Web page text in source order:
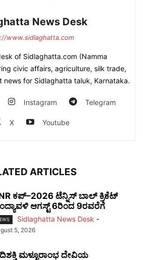
News Desk
www.sidlaghatta.com
of Sidlaghatta.com (Namma
civic affairs, agriculture, silk trade,
news for Sidlaghatta taluk, Karnataka.
Instagram Telegram
X Youtube
ARTICLES
ಕಪ್–2026 ಟೆನ್ನಿಸ್ ಬಾಲ್ ಕ್ರಿಕೆಟ್
ಆಗಸ್ಟ್ 6ರಿಂದ 9ರವರೆಗೆ
Sidlaghatta News Desk -
5, 2026
ಮಳ್ಳೂರಾಂಭ ದೇವಿಯ